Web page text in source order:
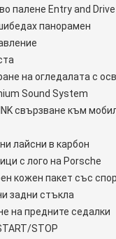
палене Entry and Drive
панорамен
на огледалата с
Sound System
свързване към
лайсни в карбон
с лого на Porsche
кожен пакет със
задни стъкла
на предните седалки
STOP